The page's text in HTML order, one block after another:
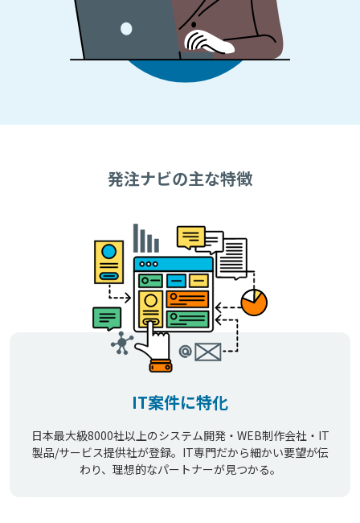
発注ナビの主な特徴
IT案件に特化
日本最大級8000社以上のシステム開発・WEB制作会社・IT
製品/サービス提供社が登録。IT専門だから細かい要望が伝
わり、理想的なパートナーが見つかる。